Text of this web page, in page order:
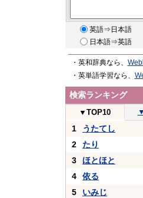
英語⇒日本語
日本語⇒英語
・英和辞典なら、
・英単語学習なら、
検索ランキング
▼ TOP10 ▼
1
うたてし
2
たり
3
ほとほと
4
依る
5
いみじ